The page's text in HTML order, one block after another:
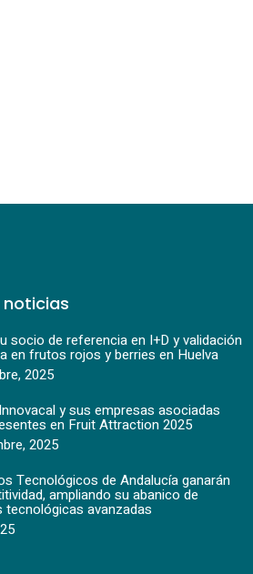
noticias
socio de referencia en I+D y validación
en frutos rojos y berries en Huelva
2025
y sus empresas asociadas
en Fruit Attraction 2025
2025
Tecnológicos de Andalucía ganarán
ampliando su abanico de
tecnológicas avanzadas